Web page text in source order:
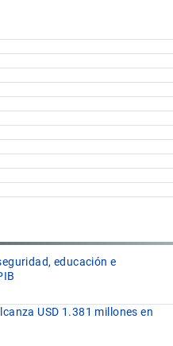
educación e
USD 1.381 millones en